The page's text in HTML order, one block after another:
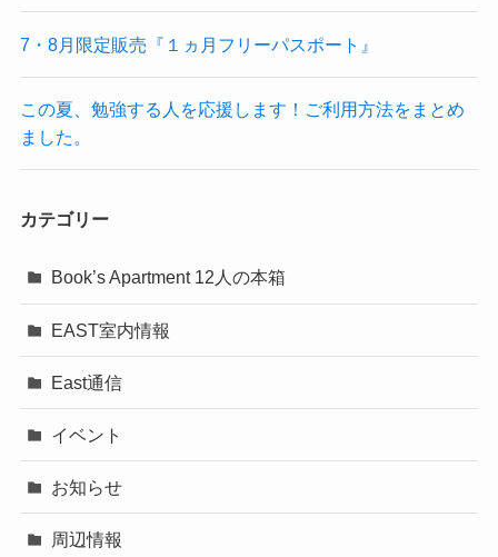
7・8月限定販売『１ヵ月フリーパスポート』
この夏、勉強する人を応援します！ご利用方法をまとめ
ました。
カテゴリー
Book’s Apartment 12人の本箱
EAST室内情報
East通信
イベント
お知らせ
周辺情報